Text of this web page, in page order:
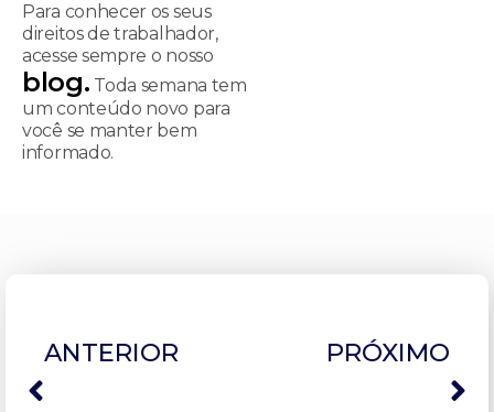
Para conhecer os seus
direitos de trabalhador,
acesse sempre o nosso
blog. Toda semana tem
um conteúdo novo para
você se manter bem
informado.
ANTERIOR PRÓXIMO